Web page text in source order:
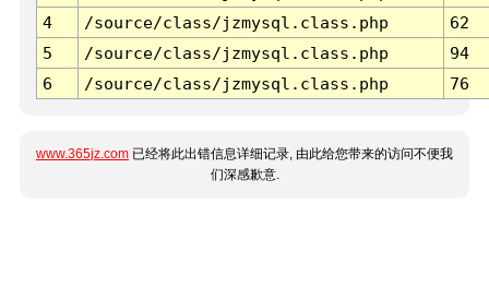
4
/source/class/jzmysql.class.php
62
5
/source/class/jzmysql.class.php
94
6
/source/class/jzmysql.class.php 76
www.365jz.com 已经将此出错信息详细记录, 由此给您带来的访问不便我
们深感歉意.